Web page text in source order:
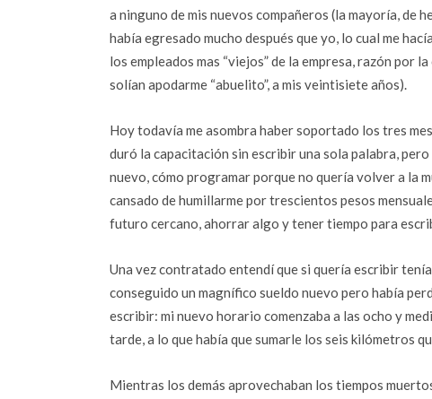
a ninguno de mis nuevos compañeros (la mayoría, de
había egresado mucho después que yo, lo cual me
los empleados mas “viejos” de la empresa, razón por la
solían apodarme “abuelito”, a mis veintisiete años).
Hoy todavía me asombra haber soportado los tres
duró la capacitación sin escribir una sola palabra,
nuevo, cómo programar porque no quería volver a la
cansado de humillarme por trescientos pesos
futuro cercano, ahorrar algo y tener tiempo para
Una vez contratado entendí que si quería escribir
conseguido un magnífico sueldo nuevo pero había
escribir: mi nuevo horario comenzaba a las ocho y
tarde, a lo que había que sumarle los seis kilómetros
Mientras los demás aprovechaban los tiempos